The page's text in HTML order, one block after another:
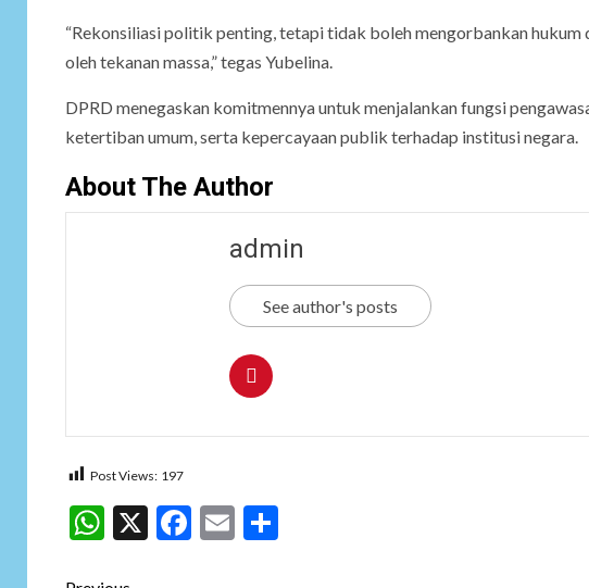
“Rekonsiliasi politik penting, tetapi tidak boleh mengorbankan
oleh tekanan massa,” tegas Yubelina.
DPRD menegaskan komitmennya untuk menjalankan fungsi
ketertiban umum, serta kepercayaan publik terhadap institusi negara.
About The Author
admin
See author's posts
Post Views: 197
WhatsApp
X Facebook
Email